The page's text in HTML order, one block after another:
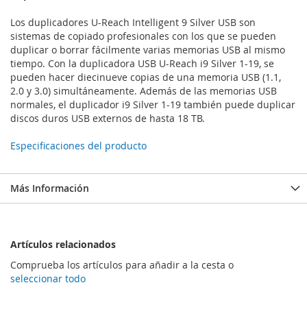
Los duplicadores U-Reach Intelligent 9 Silver USB son
sistemas de copiado profesionales con los que se pueden
duplicar o borrar fácilmente varias memorias USB al mismo
tiempo. Con la duplicadora USB U-Reach i9 Silver 1-19, se
pueden hacer diecinueve copias de una memoria USB (1.1,
2.0 y 3.0) simultáneamente. Además de las memorias USB
normales, el duplicador i9 Silver 1-19 también puede duplicar
discos duros USB externos de hasta 18 TB.
Especificaciones del producto
Más Información
Artículos relacionados
Comprueba los artículos para añadir a la cesta o
seleccionar todo